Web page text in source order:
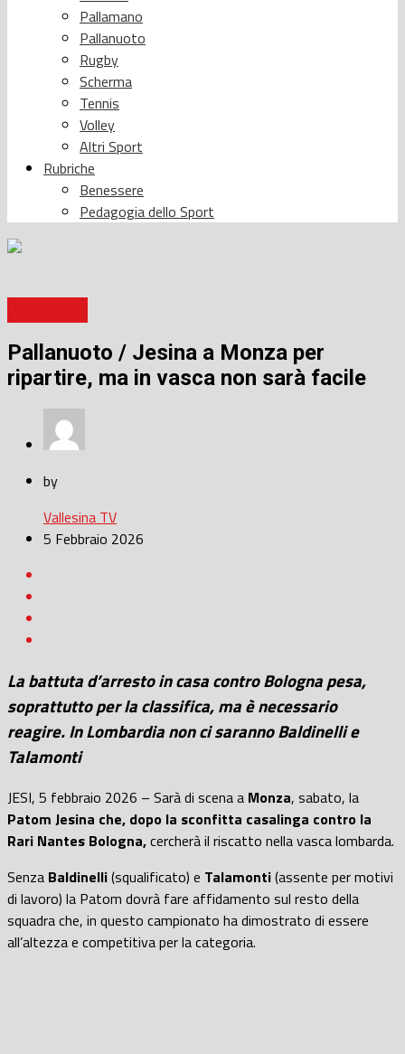
Pallamano
Pallanuoto
Rugby
Scherma
Tennis
Volley
Altri Sport
Rubriche
Benessere
Pedagogia dello Sport
Pallanuoto / Jesina a Monza per
ripartire, ma in vasca non sarà facile
by
Vallesina TV
5 Febbraio 2026
La battuta d’arresto in casa contro Bologna pesa,
soprattutto per la classifica, ma è necessario
reagire. In Lombardia non ci saranno Baldinelli e
Talamonti
JESI, 5 febbraio 2026 – Sarà di scena a Monza, sabato, la
Patom Jesina che, dopo la sconfitta casalinga contro la
Rari Nantes Bologna,cercherà il riscatto nella vasca lombarda.
Senza Baldinelli(squalificato) e Talamonti(assente per motivi
di lavoro) la Patom dovrà fare affidamento sul resto della
squadra che, in questo campionato ha dimostrato di essere
all’altezza e competitiva per la categoria.